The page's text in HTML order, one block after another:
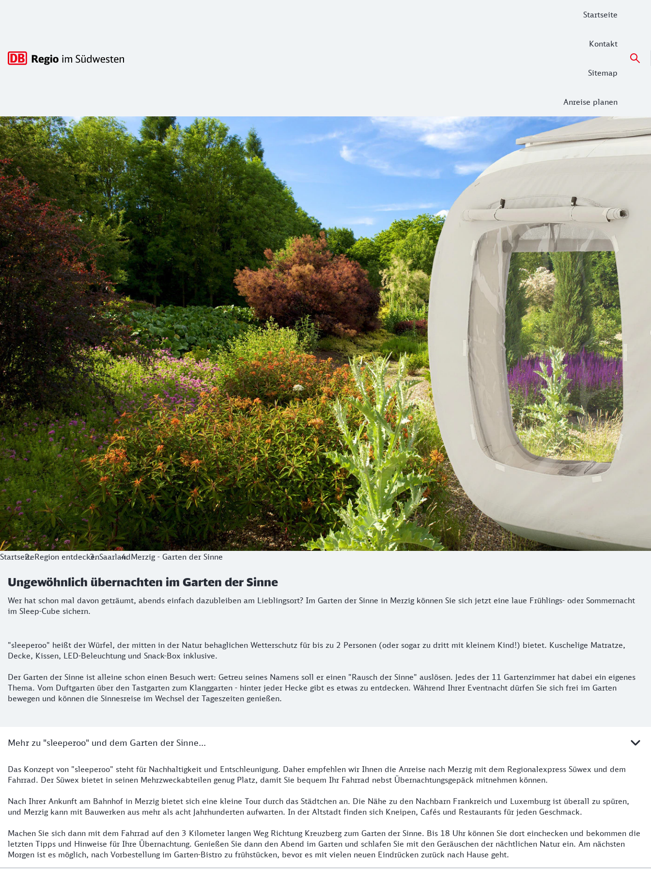
Startseite
Kontakt
Sitemap
Anreise planen
Ungewöhnlich übernachten im Garten der Sinne
Wer hat schon mal davon geträumt, abends einfach dazubleiben am Lieblingsort? Im Garten der Sinne in Merzig können Sie sich jetzt eine laue Frühlings- oder Sommernacht im
StartseiteRegion entdeckenSaarlandMerzig - Garten der Sinne
Ungewöhnlich übernachten im Garten der Sinne
Wer hat schon mal davon geträumt, abends einfach dazubleiben am Lieblingsort? Im Garten der Sinne in Merzig können Sie sich jetzt eine laue Frühlings- oder Sommernacht
im Sleep-Cube sichern.
"sleeperoo" heißt der Würfel, der mitten in der Natur behaglichen Wetterschutz für bis zu 2 Personen (oder sogar zu dritt mit kleinem Kind!) bietet. Kuschelige Matratze,
Decke, Kissen, LED-Beleuchtung und Snack-Box inklusive.
Der Garten der Sinne ist alleine schon einen Besuch wert: Getreu seines Namens soll er einen "Rausch der Sinne" auslösen. Jedes der 11 Gartenzimmer hat dabei ein eigenes
Thema. Vom Duftgarten über den Tastgarten zum Klanggarten - hinter jeder Hecke gibt es etwas zu entdecken. Während Ihrer Eventnacht dürfen Sie sich frei im Garten
bewegen und können die Sinnesreise im Wechsel der Tageszeiten genießen.
Mehr zu "sleeperoo" und dem Garten der Sinne...
Das Konzept von "sleeperoo" steht für Nachhaltigkeit und Entschleunigung. Daher empfehlen wir Ihnen die Anreise nach Merzig mit dem Regionalexpress Süwex und dem
Fahrrad. Der Süwex bietet in seinen Mehrzweckabteilen genug Platz, damit Sie bequem Ihr Fahrrad nebst Übernachtungsgepäck mitnehmen können.
Nach Ihrer Ankunft am Bahnhof in Merzig bietet sich eine kleine Tour durch das Städtchen an. Die Nähe zu den Nachbarn Frankreich und Luxemburg ist überall zu spüren,
und Merzig kann mit Bauwerken aus mehr als acht Jahrhunderten aufwarten. In der Altstadt finden sich Kneipen, Cafés und Restaurants für jeden Geschmack.
Machen Sie sich dann mit dem Fahrrad auf den 3 Kilometer langen Weg Richtung Kreuzberg zum Garten der Sinne. Bis 18 Uhr können Sie dort einchecken und bekommen die
letzten Tipps und Hinweise für Ihre Übernachtung. Genießen Sie dann den Abend im Garten und schlafen Sie mit den Geräuschen der nächtlichen Natur ein. Am nächsten
Morgen ist es möglich, nach Vorbestellung im Garten-Bistro zu frühstücken, bevor es mit vielen neuen Eindrücken zurück nach Hause geht.